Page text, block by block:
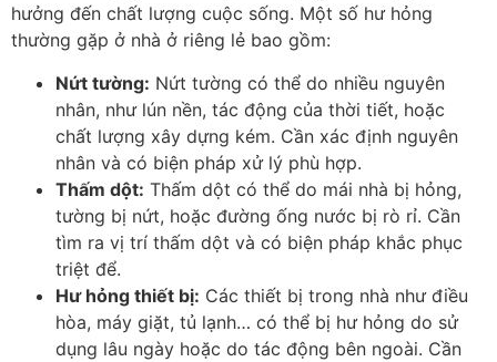
hưởng đến chất lượng cuộc sống. Một số hư hỏng
thường gặp ở nhà ở riêng lẻ bao gồm:
Nứt tường: Nứt tường có thể do nhiều nguyên
nhân, như lún nền, tác động của thời tiết, hoặc
chất lượng xây dựng kém. Cần xác định nguyên
nhân và có biện pháp xử lý phù hợp.
Thấm dột: Thấm dột có thể do mái nhà bị hỏng,
tường bị nứt, hoặc đường ống nước bị rò rỉ. Cần
tìm ra vị trí thấm dột và có biện pháp khắc phục
triệt để.
Hư hỏng thiết bị: Các thiết bị trong nhà như điều
hòa, máy giặt, tủ lạnh… có thể bị hư hỏng do sử
dụng lâu ngày hoặc do tác động bên ngoài. Cần